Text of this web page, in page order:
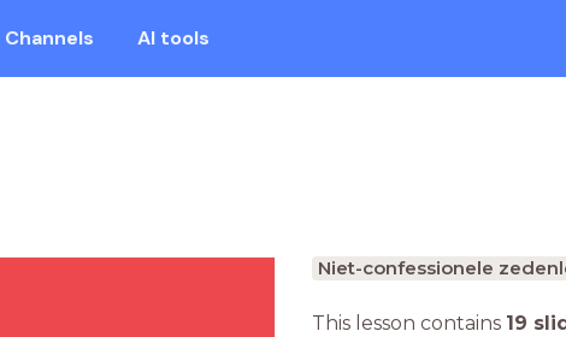
Channels AI tools
Niet-confessionele
This lesson contains 19